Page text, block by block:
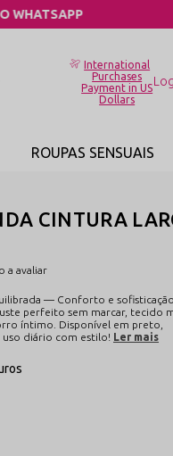
International
Purchases
Payment in US
Dollars
ROUPAS SENSUAIS
CINTURA
a avaliar
— Conforto e
perfeito sem marcar, tecido
íntimo. Disponível em preto,
uso diário com estilo! Ler mais